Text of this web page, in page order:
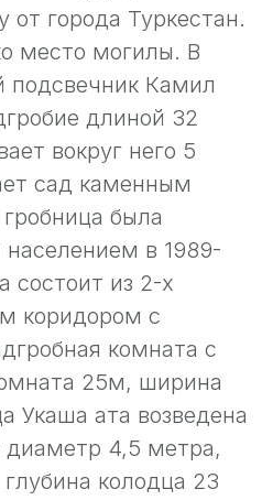
от города Туркестан.
место могилы. В
подсвечник Камил
длиной 32
вокруг него 5
сад каменным
была
в 1989-
состоит из 2-х
коридором с
комната с
25м, ширина
Укаша ата возведена
4,5 метра,
колодца 23